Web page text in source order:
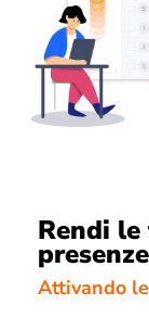
Rendi
Attivando